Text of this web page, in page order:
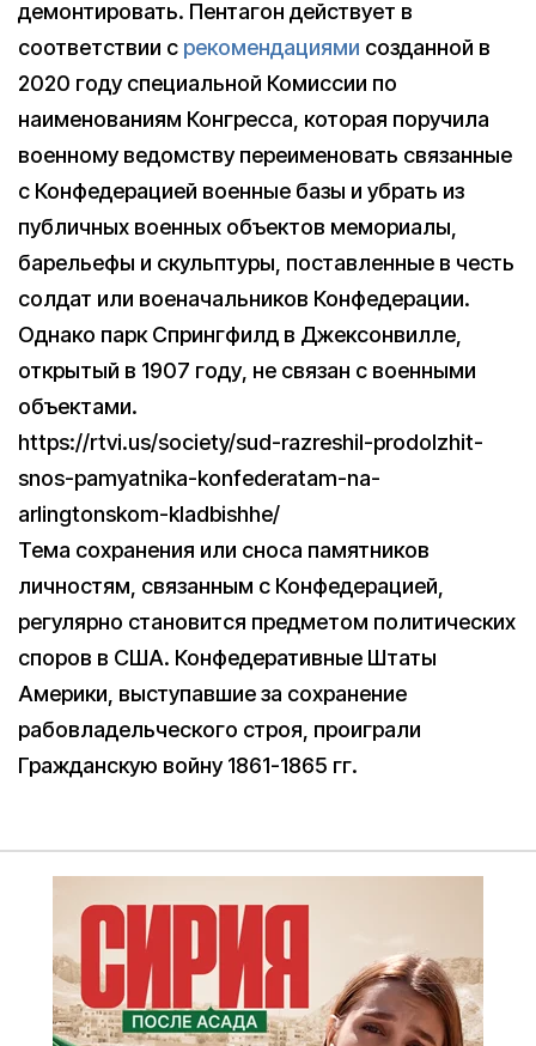
демонтировать. Пентагон действует в
соответствии с рекомендациями созданной в
2020 году специальной Комиссии по
наименованиям Конгресса, которая поручила
военному ведомству переименовать связанные
с Конфедерацией военные базы и убрать из
публичных военных объектов мемориалы,
барельефы и скульптуры, поставленные в честь
солдат или военачальников Конфедерации.
Однако парк Спрингфилд в Джексонвилле,
открытый в 1907 году, не связан с военными
объектами.​
https://rtvi.us/society/sud-razreshil-prodolzhit-
snos-pamyatnika-konfederatam-na-
arlingtonskom-kladbishhe/
Тема сохранения или сноса памятников
личностям, связанным с Конфедерацией,
регулярно становится предметом политических
споров в США. Конфедеративные Штаты
Америки, выступавшие за сохранение
рабовладельческого строя, проиграли
Гражданскую войну 1861-1865 гг.